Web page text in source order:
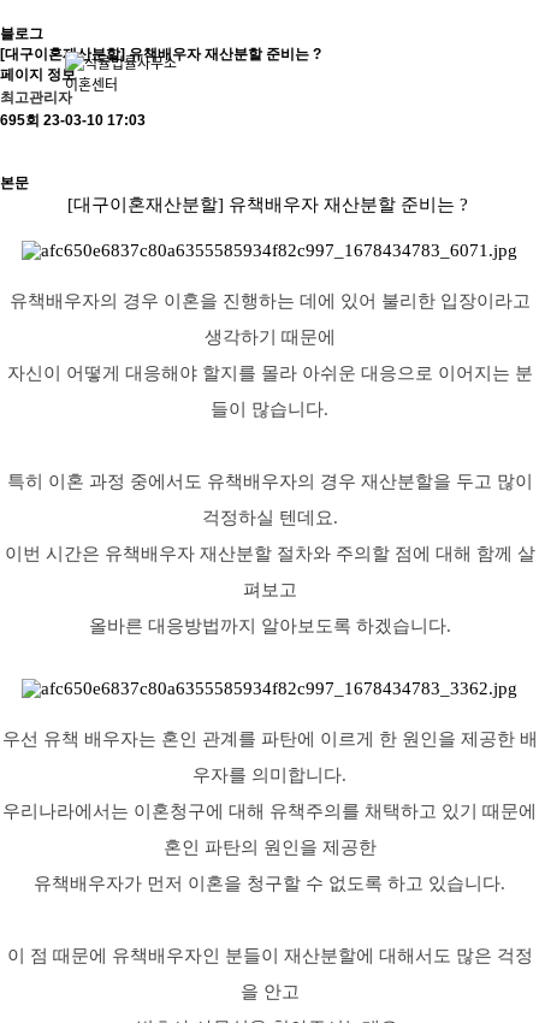
블로그
[대구이혼재산분할] 유책배우자 재산분할 준비는 ?
페이지 정보
최고관리자
695회 23-03-10 17:03
본문
[대구이혼재산분할] 유책배우자 재산분할 준비는 ?
유책배우자의 경우 이혼을 진행하는 데에 있어 불리한 입장이라고
생각하기 때문에
자신이 어떻게 대응해야 할지를 몰라 아쉬운 대응으로 이어지는 분
들이 많습니다.
특히 이혼 과정 중에서도 유책배우자의 경우 재산분할을 두고 많이
걱정하실 텐데요.
이번 시간은 유책배우자 재산분할 절차와 주의할 점에 대해 함께 살
펴보고
올바른 대응방법까지 알아보도록 하겠습니다.
우선 유책 배우자는 혼인 관계를 파탄에 이르게 한 원인을 제공한 배
우자를 의미합니다.
우리나라에서는 이혼청구에 대해 유책주의를 채택하고 있기 때문에
혼인 파탄의 원인을 제공한
유책배우자가 먼저 이혼을 청구할 수 없도록 하고 있습니다.
이 점 때문에 유책배우자인 분들이 재산분할에 대해서도 많은 걱정
을 안고